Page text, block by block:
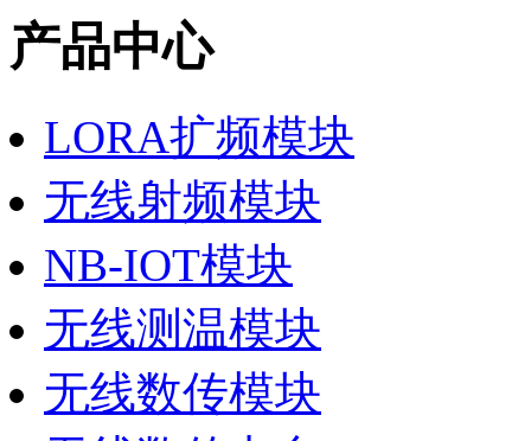
产品中心
LORA扩频模块
无线射频模块
NB-IOT模块
无线测温模块
无线数传模块